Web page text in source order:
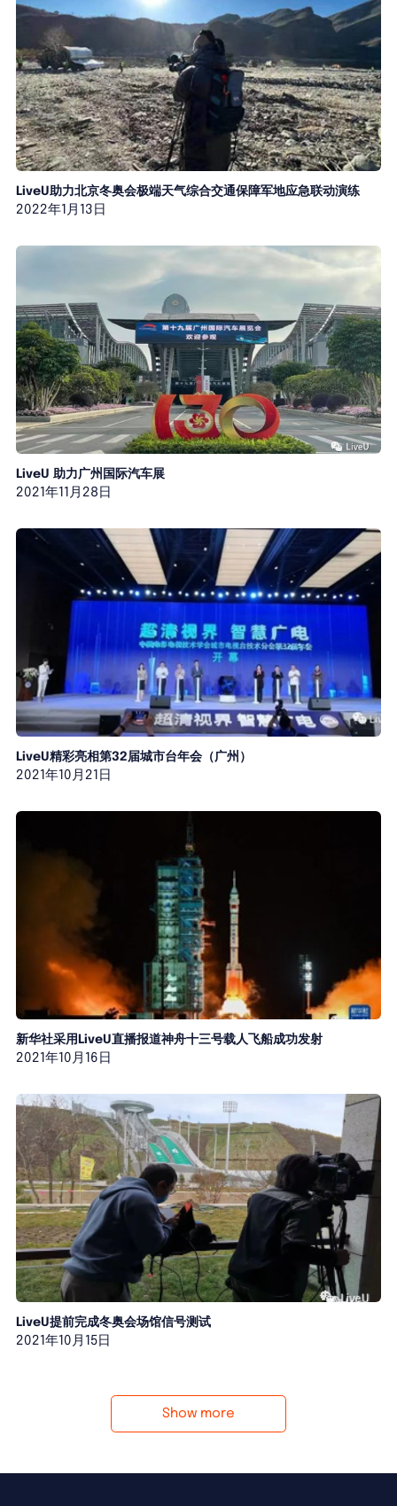
LiveU助力北京冬奥会极端天气综合交通保障军地应急联动演练
2022年1月13日
LiveU 助力广州国际汽车展
2021年11月28日
LiveU精彩亮相第32届城市台年会（广州）
2021年10月21日
新华社采用LiveU直播报道神舟十三号载人飞船成功发射
2021年10月16日
LiveU提前完成冬奥会场馆信号测试
2021年10月15日
Show more